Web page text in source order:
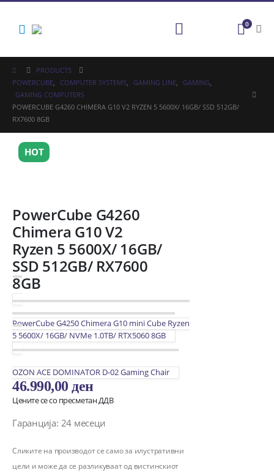
0
PRODUCTS
POWERCUBE, COMPUTER SYSTEMS, GAMING LINE, GAMING,
GAMING COMPUTERS
POWERCUBE G4260 CHIMERA G10 V2 RYZEN 5 5600X/ 16GB/ SSD 512GB/
RX7600 8GB
HOT
PowerCube G4260
Chimera G10 V2
Ryzen 5 5600X/ 16GB/
SSD 512GB/ RX7600
8GB
PowerCube G4250 Chimera G10 mini Cube Ryzen
5 5600X/ 16GB/ NVMe 1.0TB/ RTX5060 8GB
OZON ACE DOMINATOR D-02 Gaming Chair
46.990,00 ден
Цените се со пресметан ДДВ
Гаранција: 24 месеци
Сликите на производот се само за илустративни
цели и може да се разликуваат од вистинскиот